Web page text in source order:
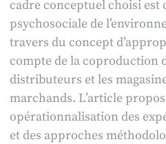
cadre conceptuel choisi est
psychosociale de
travers du concept
compte de la coproduction
distributeurs et les
marchands. L’article
opérationnalisation des
et des approches